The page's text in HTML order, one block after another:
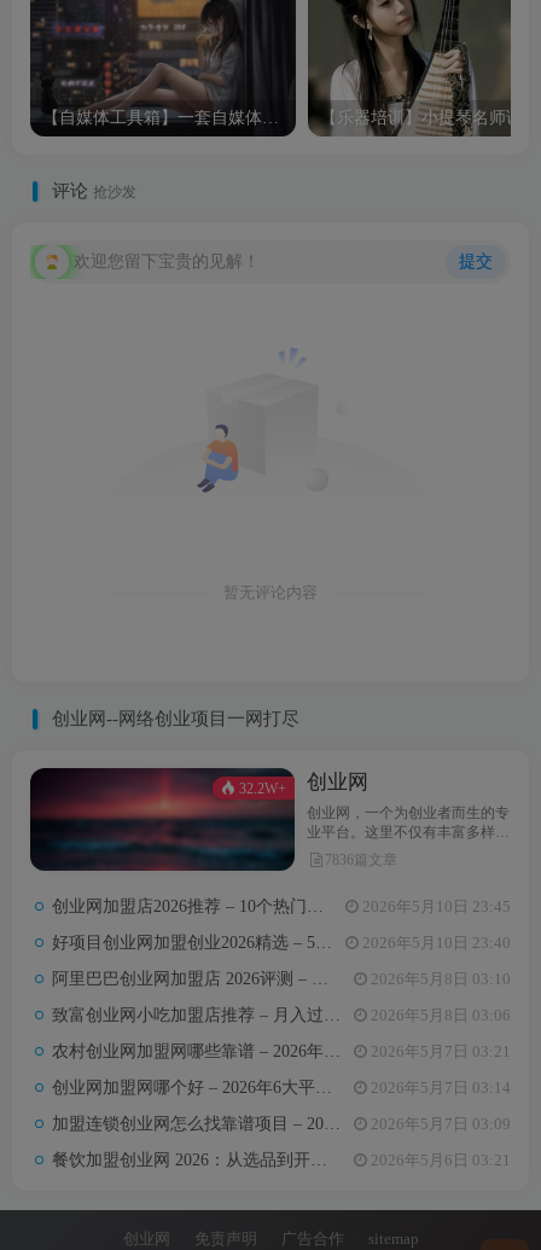
【自媒体工具箱】一套自媒体常用软件打包
评论 抢沙发
欢迎您留下宝贵的见解！ 提交
暂无评论内容
创业网--网络创业项目一网打尽
32.2W+ 创业网
创业网，一个为创业者而生的专
业平台。这里不仅有丰富多样的
创业项目，还提供最新的创业资
讯和实用的创业指导。无论你是
富的创业达人，创业网都能为你
梦想。
7836篇文章
创业网加盟店2026推荐 – 10个热门项目月收益3-8万元真实对比 2026年5月10日 23:45
好项目创业网加盟创业2026精选 – 5万内热门项目月入3万攻略 2026年5月10日 23:40
阿里巴巴创业网加盟店 2026评测 – 哪些项目值得加盟+真实费用全解析 2026年5月8日 03:10
致富创业网小吃加盟店推荐 – 月入过万的6类小吃项目及选址避坑要点 2026年5月8日 03:06
农村创业网加盟网哪些靠谱 – 2026年5大平台测评与避坑手册 2026年5月7日 03:21
创业网加盟网哪个好 – 2026年6大平台实测对比与选择建议 2026年5月7日 03:14
加盟连锁创业网怎么找靠谱项目 – 2026年避坑指南与推荐平台 2026年5月7日 03:09
餐饮加盟创业网 2026：从选品到开店，10万以内最值得加盟的7个餐饮品类 2026年5月6日 03:21
创业网 免责声明 广告合作 sitemap